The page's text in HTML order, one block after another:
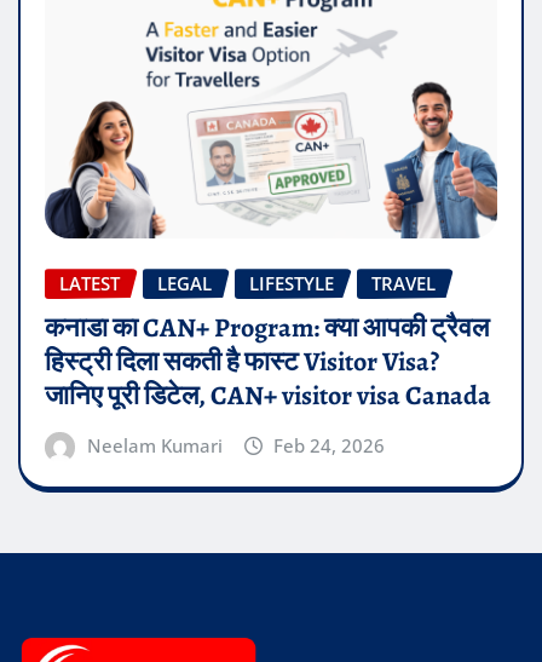
LATEST LEGAL LIFESTYLE TRAVEL
कनाडा का CAN+ Program: क्या आपकी ट्रैवल
हिस्ट्री दिला सकती है फास्ट Visitor Visa?
जानिए पूरी डिटेल, CAN+ visitor visa Canada
Neelam Kumari Feb 24, 2026